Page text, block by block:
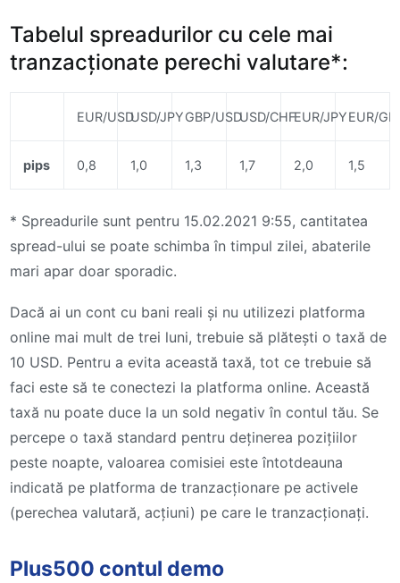
Tabelul spreadurilor cu cele mai
tranzacționate perechi valutare*:
EUR/USDUSD/JPYGBP/USDUSD/CHFEUR/JPYEUR/
pips 0,8 1,0 1,3 1,7 2,0 1,5
* Spreadurile sunt pentru 15.02.2021 9:55, cantitatea
spread-ului se poate schimba în timpul zilei, abaterile
mari apar doar sporadic.
Dacă ai un cont cu bani reali și nu utilizezi platforma
online mai mult de trei luni, trebuie să plătești o taxă de
10 USD. Pentru a evita această taxă, tot ce trebuie să
faci este să te conectezi la platforma online. Această
taxă nu poate duce la un sold negativ în contul tău. Se
percepe o taxă standard pentru deținerea pozițiilor
peste noapte, valoarea comisiei este întotdeauna
indicată pe platforma de tranzacționare pe activele
(perechea valutară, acțiuni) pe care le tranzacționați.
Plus500 contul demo